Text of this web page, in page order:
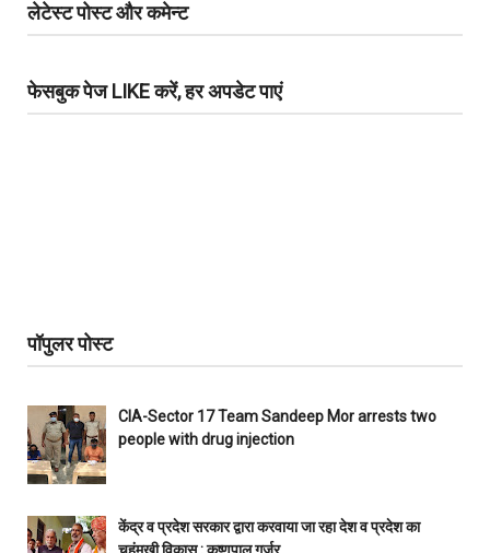
लेटेस्ट पोस्ट और कमेन्ट
फेसबुक पेज LIKE करें, हर अपडेट पाएं
पॉपुलर पोस्ट
CIA-Sector 17 Team Sandeep Mor arrests two
people with drug injection
केंद्र व प्रदेश सरकार द्वारा करवाया जा रहा देश व प्रदेश का
चहुंमुखी विकास : कृष्णपाल गुर्जर